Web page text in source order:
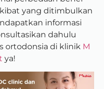
yang ditimbulkan
informasi
dahulu
ortodonsia di klinik M
ya!